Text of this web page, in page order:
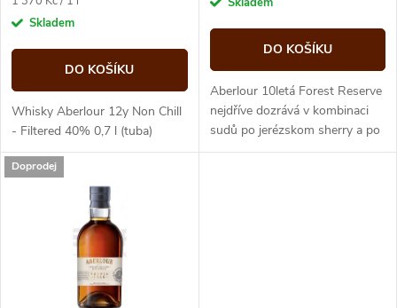
o
d
u
k
r
o
d
u
k
cena:Skladem
DO KOŠÍKU
Whisky Aberlour 12y Non Chill
- Filtered 40% 0,7 l (tuba)
DO KOŠÍKU
Aberlour 10letá Forest Reserve
nejdříve dozrává v kombinaci
sudů po jerézskom sherry a po
bourbonu, a později ještě v
Doprodej